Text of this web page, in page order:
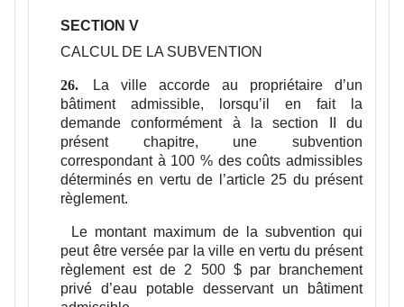
SECTION V
CALCUL DE LA SUBVENTION
26.
La ville accorde au propriétaire d’un
bâtiment admissible, lorsqu’il en fait la
demande conformément à la section II du
présent chapitre, une subvention
correspondant à 100 % des coûts admissibles
déterminés en vertu de l’article 25 du présent
règlement.
Le montant maximum de la subvention qui
peut être versée par la ville en vertu du présent
règlement est de 2 500 $ par branchement
privé d’eau potable desservant un bâtiment